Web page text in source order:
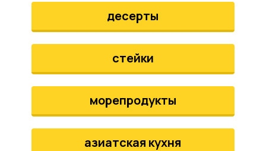
десерты
стейки
морепродукты
азиатская кухня